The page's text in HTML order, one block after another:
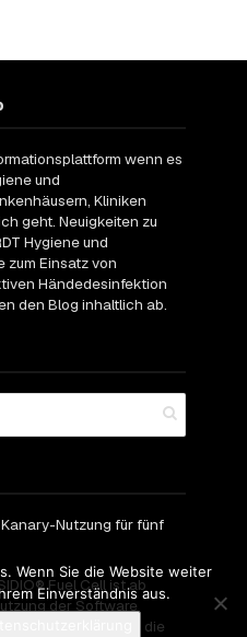
wenn es
und
Kliniken
geht. Neuigkeiten zu
Hygiene und
Einsatz von
Händedesinfektion
den Blog inhaltlich ab.
Nutzung für fünf
Fuel Cell ist ab
der Software
erhalten damit die
Wenn Sie die Website weiter
Einverständnis aus.